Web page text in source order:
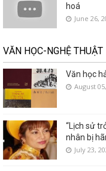
hoá
June 26,
VĂN HỌC-NGHỆ THUẬT
Văn học
August
“Lịch sử
nhân bị
July 23,